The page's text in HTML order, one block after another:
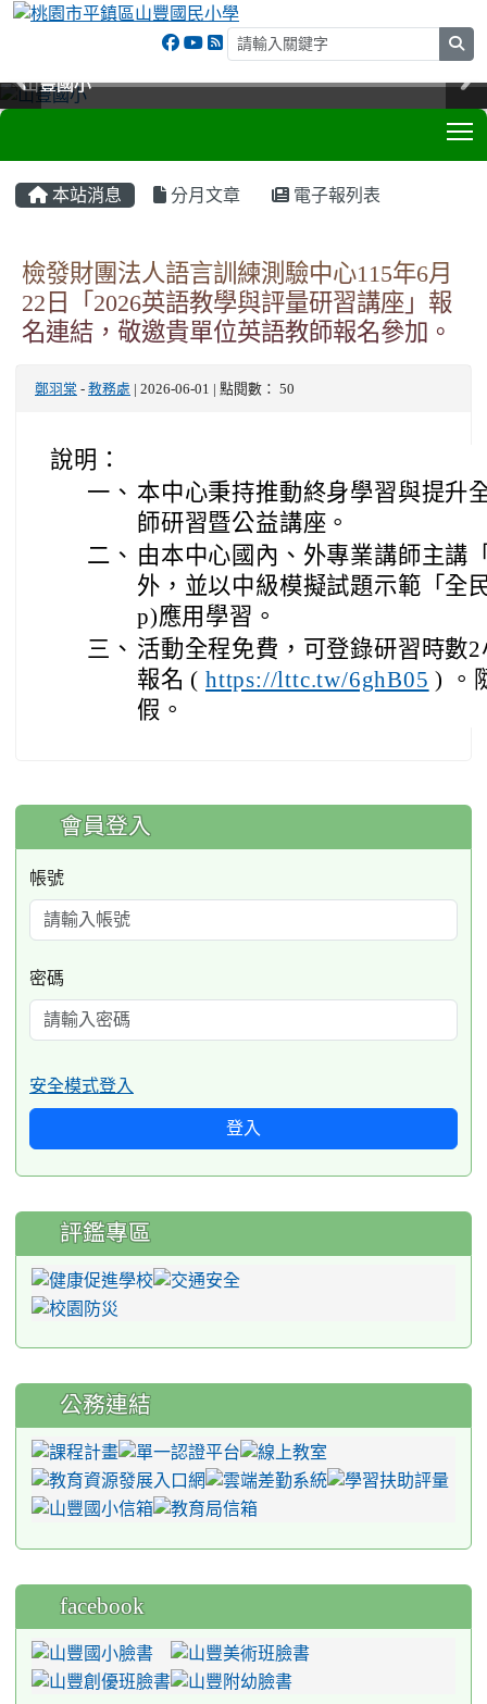
山豐國小
山豐國小
山豐國小
山豐國小
本站消息 分月文章 電子報列表
檢發財團法人語言訓練測驗中心115年6月
22日「2026英語教學與評量研習講座」報
名連結，敬邀貴單位英語教師報名參加。
鄭羽棠 - 教務處 | 2026-06-01 | 點閱數： 50
說明：
一、 本中心秉持推動終身學習與提升
師研習暨公益講座。
二、 由本中心國內、外專業講師主講
外，並以中級模擬試題示範「全
p)應用學習。
三、 活動全程免費，可登錄研習時數
報名 ( https://lttc.tw/6ghB05 ) 。
假。
:::
會員登入
帳號
密碼
安全模式登入
登入
評鑑專區
公務連結
facebook